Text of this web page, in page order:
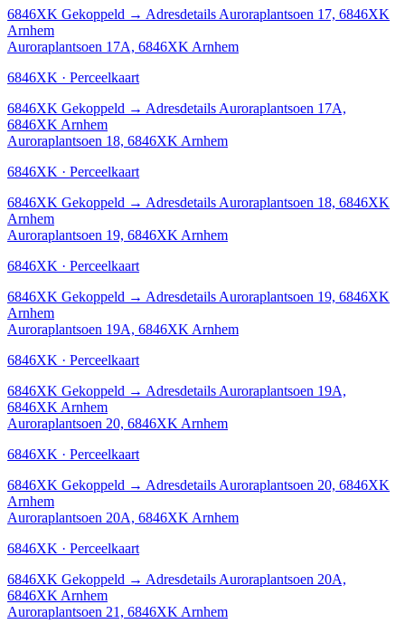
6846XK Gekoppeld → Adresdetails Auroraplantsoen 17, 6846XK
Arnhem
Auroraplantsoen 17A, 6846XK Arnhem
6846XK · Perceelkaart
6846XK Gekoppeld → Adresdetails Auroraplantsoen 17A,
6846XK Arnhem
Auroraplantsoen 18, 6846XK Arnhem
6846XK · Perceelkaart
6846XK Gekoppeld → Adresdetails Auroraplantsoen 18, 6846XK
Arnhem
Auroraplantsoen 19, 6846XK Arnhem
6846XK · Perceelkaart
6846XK Gekoppeld → Adresdetails Auroraplantsoen 19, 6846XK
Arnhem
Auroraplantsoen 19A, 6846XK Arnhem
6846XK · Perceelkaart
6846XK Gekoppeld → Adresdetails Auroraplantsoen 19A,
6846XK Arnhem
Auroraplantsoen 20, 6846XK Arnhem
6846XK · Perceelkaart
6846XK Gekoppeld → Adresdetails Auroraplantsoen 20, 6846XK
Arnhem
Auroraplantsoen 20A, 6846XK Arnhem
6846XK · Perceelkaart
6846XK Gekoppeld → Adresdetails Auroraplantsoen 20A,
6846XK Arnhem
Auroraplantsoen 21, 6846XK Arnhem